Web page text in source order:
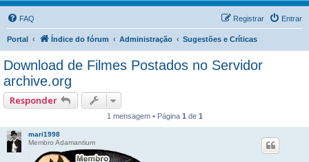
FAQ Entrar
Registrar
Portal Índice do fórum Administração Sugestões e Críticas
Download de Filmes Postados no Servidor
archive.org
Responder
1 mensagem • Página 1 de 1
mari1998
Membro Adamantium